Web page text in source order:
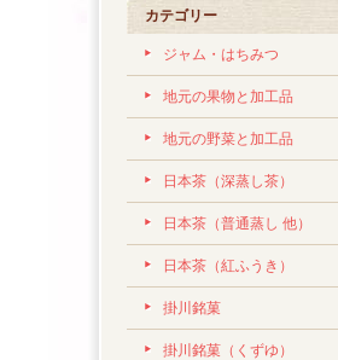
カテゴリー
ジャム・はちみつ
地元の果物と加工品
地元の野菜と加工品
日本茶（深蒸し茶）
日本茶（普通蒸し 他）
日本茶（紅ふうき）
掛川銘菓
掛川銘菓（くずゆ）